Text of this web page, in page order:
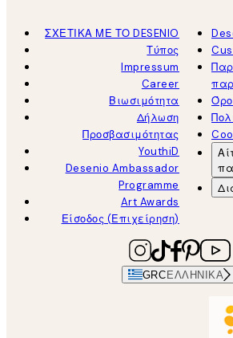
ΣΧΕΤΙΚΑ ΜΕ ΤΟ DESENIO
Τύπος
Impressum
Career
Βιωσιμότητα
Δήλωση
Προσβασιμότητας
YouthiD
Desenio Ambassador
Programme
Art Awards
Είσοδος (Επιχείρηση)
GRCΕΛΛΗΝΙΚΆ